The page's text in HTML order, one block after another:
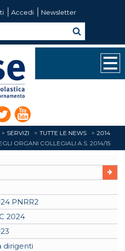
Accedi Newsletter
SERVIZI TUTTE LE NEWS
2014
ORGANI COLLEGIALI A.S. 2014/15
PNRR2
2024
dirigenti